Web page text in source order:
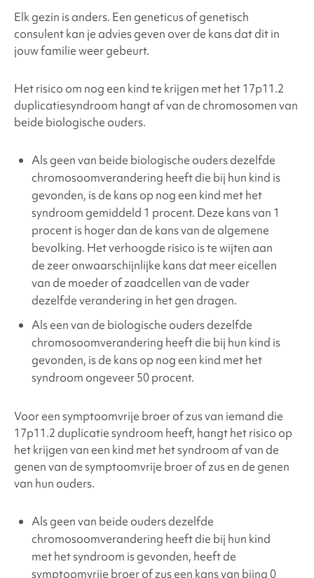
Elk gezin is anders. Een geneticus of genetisch
consulent kan je advies geven over de kans dat dit in
jouw familie weer gebeurt.
Het risico om nog een kind te krijgen met het17p11.2
duplicatiesyndroom hangt af van de chromosomen van
beide biologische ouders.
Als geen van beide biologische ouders dezelfde
chromosoomverandering heeft die bij hun kind is
gevonden, is de kans op nog een kind met het
syndroom gemiddeld 1 procent. Deze kans van 1
procent is hoger dan de kans van de algemene
bevolking. Het verhoogde risico is te wijten aan
de zeer onwaarschijnlijke kans dat meer eicellen
van de moeder of zaadcellen van de vader
dezelfde verandering in het gen dragen.
Als een van de biologische ouders dezelfde
chromosoomverandering heeft die bij hun kind is
gevonden, is de kans op nog een kind met het
syndroom ongeveer 50 procent.
Voor een symptoomvrije broer of zus van iemand die
17p11.2 duplicatie syndroom heeft, hangt het risico op
het krijgen van een kind met het syndroom af van de
genen van de symptoomvrije broer of zus en de genen
van hun ouders.
Als geen van beide ouders dezelfde
chromosoomverandering heeft die bij hun kind
met het syndroom is gevonden, heeft de
symptoomvrije broer of zus een kans van bijna 0